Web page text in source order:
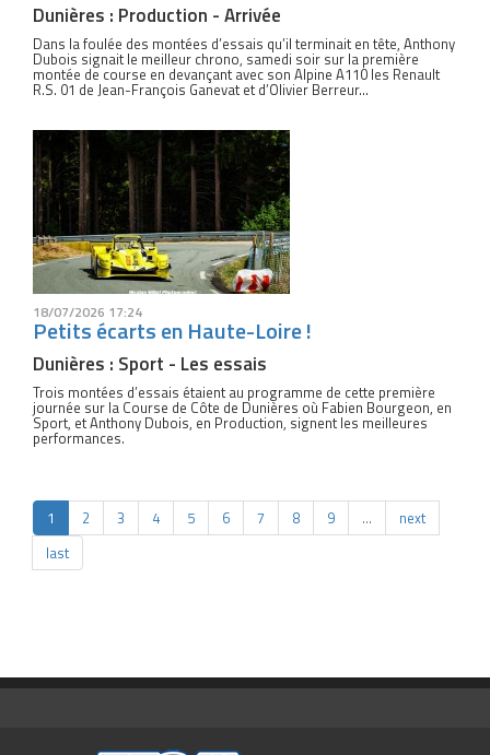
Dunières : Production - Arrivée
Dans la foulée des montées d’essais qu’il terminait en tête, Anthony
Dubois signait le meilleur chrono, samedi soir sur la première
montée de course en devançant avec son Alpine A110 les Renault
R.S. 01 de Jean-François Ganevat et d’Olivier Berreur...
18/07/2026 17:24
Petits écarts en Haute-Loire !
Dunières : Sport - Les essais
Trois montées d’essais étaient au programme de cette première
journée sur la Course de Côte de Dunières où Fabien Bourgeon, en
Sport, et Anthony Dubois, en Production, signent les meilleures
performances.
1 2 3 4 5 6 7 8 9 …
next
last